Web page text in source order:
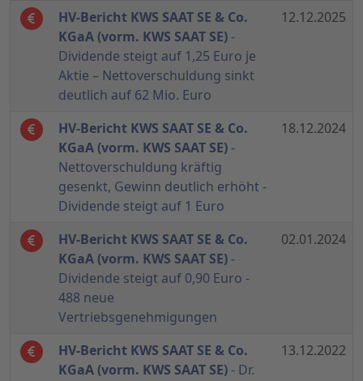
HV-Bericht KWS SAAT SE & Co.
KGaA (vorm. KWS SAAT SE) -
Dividende steigt auf 1,25 Euro je
Aktie – Nettoverschuldung sinkt
deutlich auf 62 Mio. Euro
12.12.2025
HV-Bericht KWS SAAT SE & Co.
KGaA (vorm. KWS SAAT SE)-
Nettoverschuldung kräftig
gesenkt, Gewinn deutlich erhöht -
Dividende steigt auf 1 Euro
18.12.2024
HV-Bericht KWS SAAT SE & Co.
KGaA (vorm. KWS SAAT SE) -
Dividende steigt auf 0,90 Euro -
488 neue
Vertriebsgenehmigungen
02.01.2024
HV-Bericht KWS SAAT SE & Co.
KGaA (vorm. KWS SAAT SE)- Dr.
13.12.2022